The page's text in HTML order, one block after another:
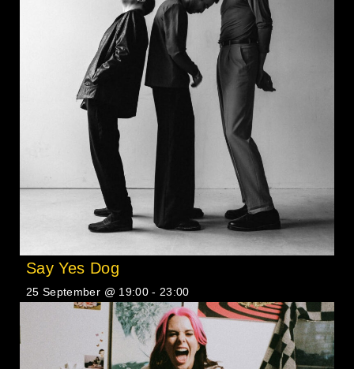
Say Yes Dog
25 September @ 19:00 - 23:00